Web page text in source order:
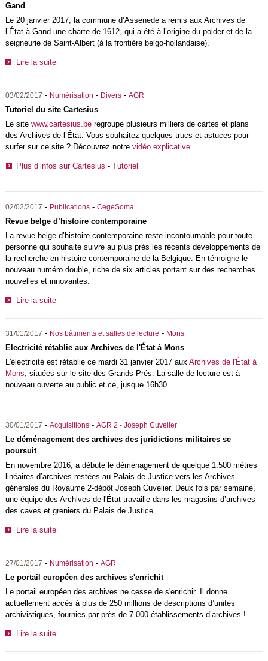
Gand
Le 20 janvier 2017, la commune d’Assenede a remis aux Archives de
l’État à Gand une charte de 1612, qui a été à l’origine du polder et de la
seigneurie de Saint-Albert (à la frontière belgo-hollandaise).
Lire la suite
03/02/2017 - Numérisation - Divers- AGR
Tutoriel du site Cartesius
Le site www.cartesius.beregroupe plusieurs milliers de cartes et plans
des Archives de l’État. Vous souhaitez quelques trucs et astuces pour
surfer sur ce site ? Découvrez notre vidéo explicative.
Plus d’infos sur Cartesius - Tutoriel
02/02/2017 - Publications- CegeSoma
Revue belge d’histoire contemporaine
La revue belge d’histoire contemporaine reste incontournable pour toute
personne qui souhaite suivre au plus près les récents développements de
la recherche en histoire contemporaine de la Belgique. En témoigne le
nouveau numéro double, riche de six articles portant sur des recherches
nouvelles et innovantes.
Lire la suite
31/01/2017 - Nos bâtiments et salles de lecture - Mons
Electricité rétablie aux Archives de l'État à Mons
L'électricité est rétablie ce mardi 31 janvier 2017 aux Archives de l'État à
Mons , situées sur le site des Grands Prés. La salle de lecture est à
nouveau ouverte au public et ce, jusque 16h30.
30/01/2017 - Acquisitions- AGR 2 - Joseph Cuvelier
Le déménagement des archives des juridictions militaires se
poursuit
En novembre 2016, a débuté le déménagement de quelque 1.500 mètres
linéaires d’archives restées au Palais de Justice vers les Archives
générales du Royaume 2-dépôt Joseph Cuvelier. Deux fois par semaine,
une équipe des Archives de l'État travaille dans les magasins d’archives
des caves et greniers du Palais de Justice...
Lire la suite
27/01/2017 - Numérisation - AGR
Le portail européen des archives s'enrichit
Le portail européen des archives ne cesse de s'enrichir. Il donne
actuellement accès à plus de 250 millions de descriptions d’unités
archivistiques, fournies par près de 7.000 établissements d’archives !
Lire la suite